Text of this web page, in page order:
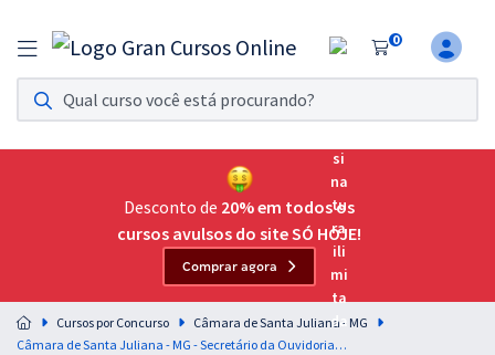
0
Assinatura Ilimitada 11
Acesso a todos os cursos. Teste grátis por 7 dias!
Assinatura OAB Até Passar
Acesso ilimitado a toda preparação para o Exame da
Residências Multiprofissionais
Preparação completa e intensiva para as principais
residências em saúde do Brasil
Desconto de 20% em todos os
cursos avulsos do site SÓ HOJE!
Comprar agora
Cursos por Concurso
Câmara de Santa Juliana - MG
Câmara de Santa Juliana - MG - Secretário da Ouvidoria (Pós-Edital)